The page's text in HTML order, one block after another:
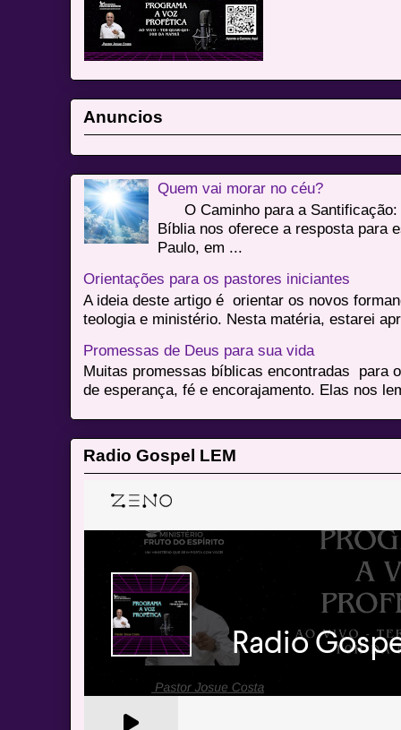
Anuncios
Quem vai morar no céu?
O Caminho para a Santificação:
Bíblia nos oferece a resposta para
Paulo, em ...
Orientações para os pastores iniciantes
A ideia deste artigo é orientar os novos
teologia e ministério. Nesta matéria, estarei
Promessas de Deus para sua vida
Muitas promessas bíblicas encontradas para
de esperança, fé e encorajamento. Elas nos
Radio Gospel LEM